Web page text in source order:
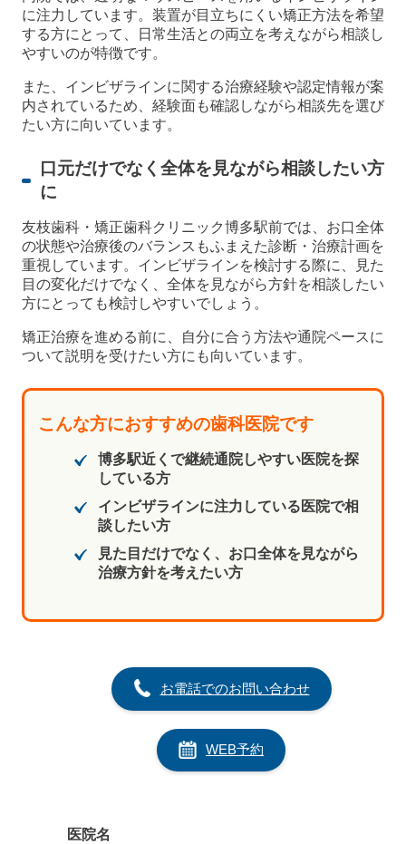
に注力しています。装置が目立ちにくい矯正方法を希望
する方にとって、日常生活との両立を考えながら相談し
やすいのが特徴です。
また、インビザラインに関する治療経験や認定情報が案
内されているため、経験面も確認しながら相談先を選び
たい方に向いています。
口元だけでなく全体を見ながら相談したい方
に
友枝歯科・矯正歯科クリニック博多駅前では、お口全体
の状態や治療後のバランスもふまえた診断・治療計画を
重視しています。インビザラインを検討する際に、見た
目の変化だけでなく、全体を見ながら方針を相談したい
方にとっても検討しやすいでしょう。
矯正治療を進める前に、自分に合う方法や通院ペースに
ついて説明を受けたい方にも向いています。
こんな方におすすめの歯科医院です
博多駅近くで継続通院しやすい医院を探
している方
インビザラインに注力している医院で相
談したい方
見た目だけでなく、お口全体を見ながら
治療方針を考えたい方
お電話でのお問い合わせ
WEB予約
医院名